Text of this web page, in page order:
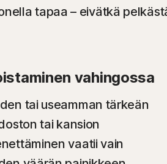
tapaa – eivätkä
vahingossa
tai useamman tärkeän
tai kansion
vaatii vain